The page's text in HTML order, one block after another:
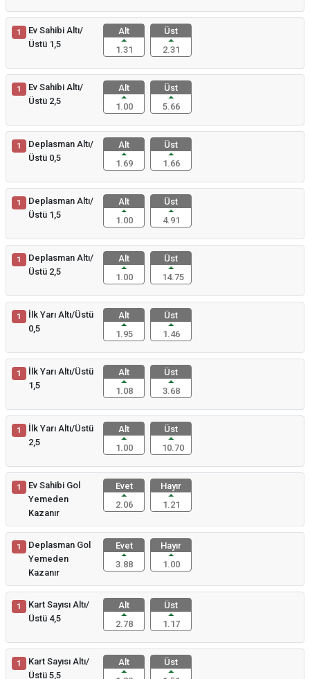
1
Ev Sahibi Altı/
Üstü 1,5
Alt
1.31
Üst
2.31
1
Ev Sahibi Altı/
Üstü 2,5
Alt
1.00
Üst
5.66
1
Deplasman Altı/
Üstü 0,5
Alt
1.69
Üst
1.66
1
Deplasman Altı/
Üstü 1,5
Alt
1.00
Üst
4.91
1
Deplasman Altı/
Üstü 2,5
Alt
1.00
Üst
14.75
1
İlk Yarı Altı/Üstü
0,5
Alt
1.95
Üst
1.46
1
İlk Yarı Altı/Üstü
1,5
Alt
1.08
Üst
3.68
1
İlk Yarı Altı/Üstü
2,5
Alt
1.00
Üst
10.70
1
Ev Sahibi Gol
Yemeden
Kazanır
Evet
2.06
Hayır
1.21
1
Deplasman Gol
Yemeden
Kazanır
Evet
3.88
Hayır
1.00
1
Kart Sayısı Altı/
Üstü 4,5
Alt
2.78
Üst
1.17
1
Kart Sayısı Altı/
Üstü 5,5
Alt
Üst